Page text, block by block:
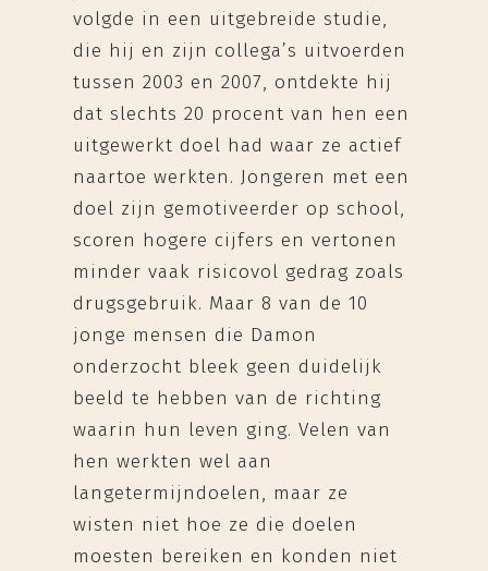
volgde in een uitgebreide studie,
die hij en zijn collega’s uitvoerden
tussen 2003 en 2007, ontdekte hij
dat slechts 20 procent van hen een
uitgewerkt doel had waar ze actief
naartoe werkten. Jongeren met een
doel zijn gemotiveerder op school,
scoren hogere cijfers en vertonen
minder vaak risicovol gedrag zoals
drugsgebruik. Maar 8 van de 10
jonge mensen die Damon
onderzocht bleek geen duidelijk
beeld te hebben van de richting
waarin hun leven ging. Velen van
hen werkten wel aan
langetermijndoelen, maar ze
wisten niet hoe ze die doelen
moesten bereiken en konden niet